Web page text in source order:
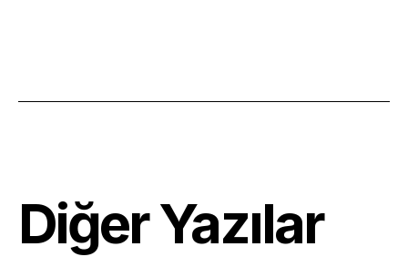
Diğer Yazılar